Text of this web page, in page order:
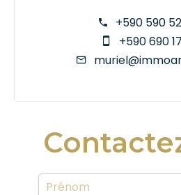
+590 590
+590 690